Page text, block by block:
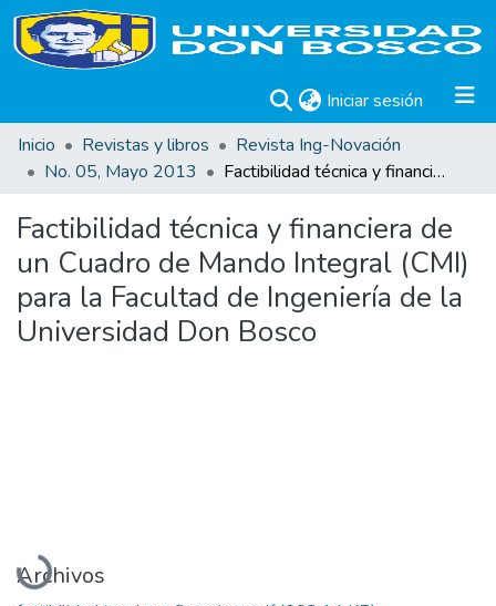
Iniciar sesión (current)
Inicio
Revistas y libros
Revista Ing-Novación
No. 05, Mayo 2013
Factibilidad técnica y financiera de un Cuadro de Mando Integral (CMI) para la Facultad de Ingeniería de la Universidad Don Bosco
Factibilidad técnica y financiera de
un Cuadro de Mando Integral (CMI)
para la Facultad de Ingeniería de la
Universidad Don Bosco
Cargando...
Archivos